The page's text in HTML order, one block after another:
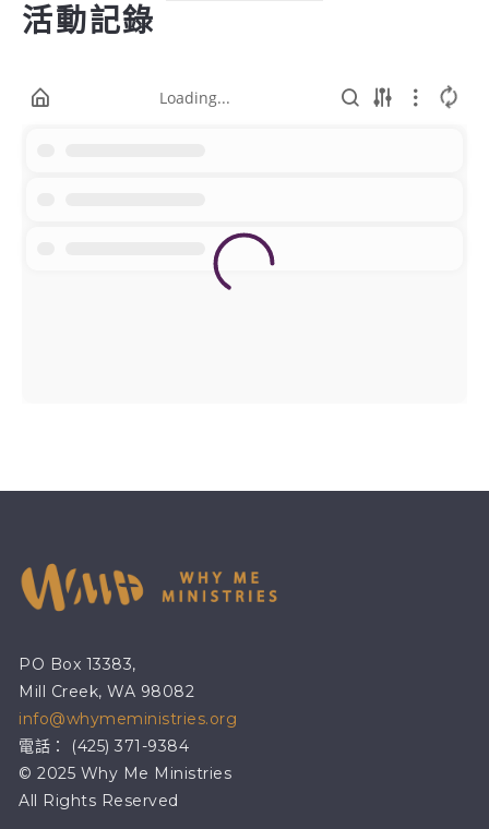
活動記錄
Loading...
PO Box 13383,
Mill Creek, WA 98082
info@whymeministries.org
電話： (425) 371-9384
© 2025 Why Me Ministries
All Rights Reserved